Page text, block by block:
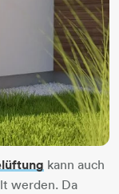
kann auch
werden. Da